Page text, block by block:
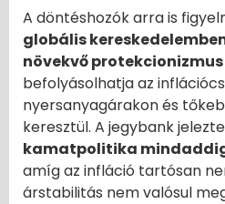
A döntéshozók arra is
globális
növekvő protekcionizmus
befolyásolhatja az
nyersanyagárakon és
keresztül. A jegybank
kamatpolitika
amíg az infláció tartósan
árstabilitás nem valósul